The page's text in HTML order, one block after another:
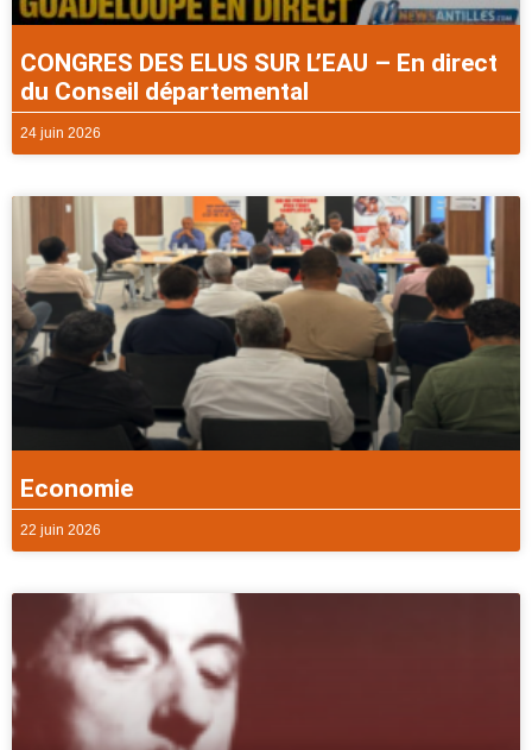
CONGRES DES ELUS SUR L’EAU – En direct
du Conseil départemental
24 juin 2026
Economie
22 juin 2026